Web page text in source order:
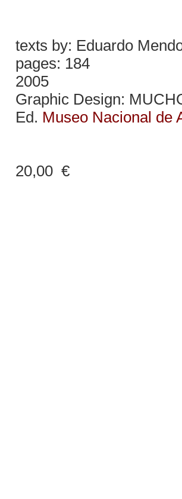
texts by: Eduardo
pages: 184
2005
Graphic Design:
Ed. Museo Nacional de
20,00 €